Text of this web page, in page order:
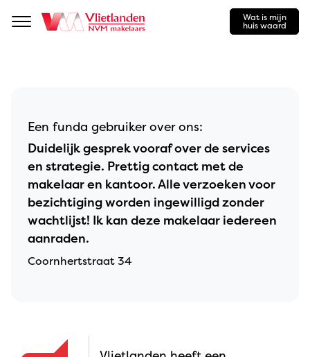
Navigation
Wat is mijn
huis waard
Een funda gebruiker over ons:
Duidelijk gesprek vooraf over de services
en strategie. Prettig contact met de
makelaar en kantoor. Alle verzoeken voor
bezichtiging worden ingewilligd zonder
wachtlijst! Ik kan deze makelaar iedereen
aanraden.
Coornhertstraat 34